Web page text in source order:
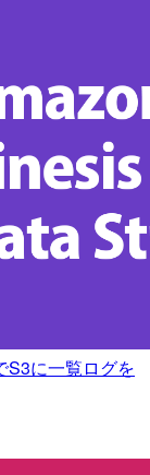
S3に一覧ログを